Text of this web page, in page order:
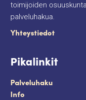
toimijoiden
palveluhakua.
Yhteystiedot
Pikalinkit
Palveluhaku
Info